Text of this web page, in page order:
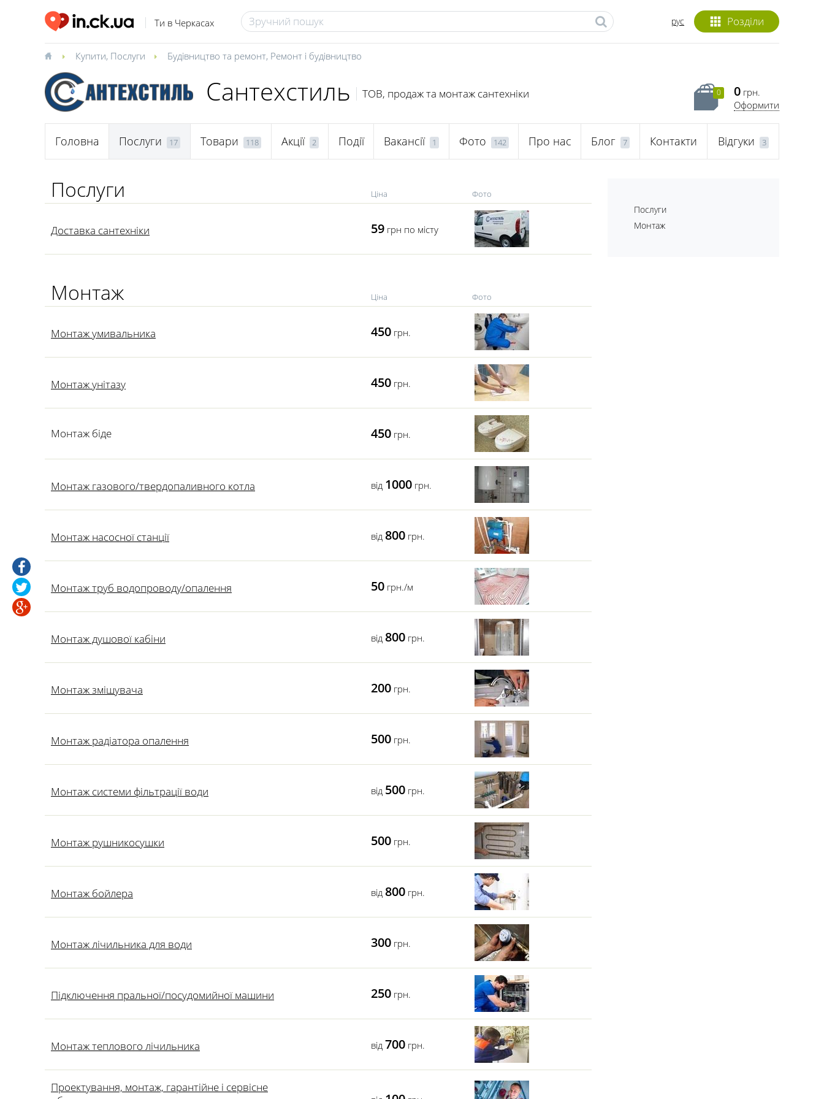
Ти в Черкасах Розділи
рус
Купити, Послуги Будівництво та ремонт, Ремонт і будівництво
Сантехстиль ТОВ, продаж та монтаж сантехніки 0 0 грн.
Оформити
Головна Послуги 17 Товари 118 Акції 2 Події Вакансії 1 Фото 142 Про нас Блог 7 Контакти Відгуки 3
Послуги Ціна Фото
Доставка сантехніки 59 грн по місту
Монтаж Ціна Фото
Монтаж умивальника 450 грн.
Монтаж унітазу 450 грн.
Монтаж біде 450 грн.
Монтаж газового/твердопаливного котла від 1000 грн.
Монтаж насосної станції від 800 грн.
Монтаж труб водопроводу/опалення 50 грн./м
Монтаж душової кабіни від 800 грн.
Монтаж змішувача 200 грн.
Монтаж радіатора опалення 500 грн.
Монтаж системи фільтрації води від 500 грн.
Монтаж рушникосушки 500 грн.
Монтаж бойлера від 800 грн.
Монтаж лічильника для води 300 грн.
Підключення пральної/посудомийної машини 250 грн.
Монтаж теплового лічильника від 700 грн.
Проектування, монтаж, гарантійне і сервісне
Послуги
Монтаж